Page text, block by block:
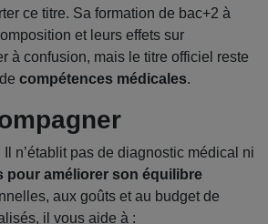
ce titre. Sa formation de bac+2 à
et leurs effets sur
à confusion, mais le titre officiel reste
compétences médicales.
n’établit pas de diagnostic médical ni
améliorer son équilibre
aux goûts et au budget de
il vous aide à :